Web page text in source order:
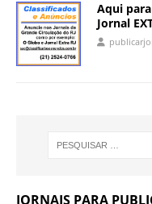
Aqui
Jornal
JORNAIS PARA